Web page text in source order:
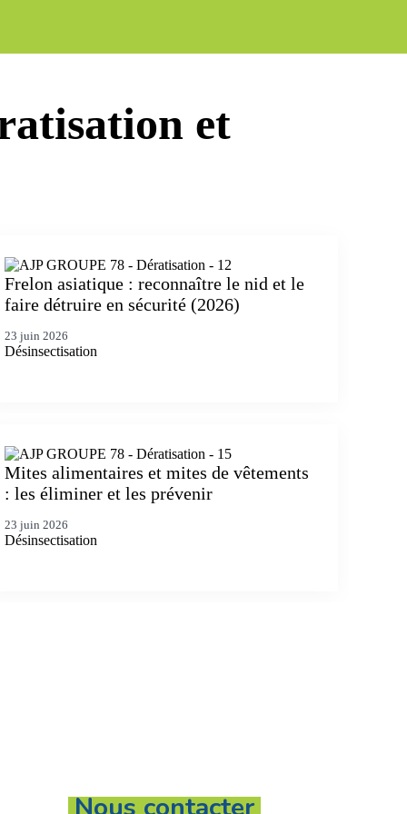
et
Frelon asiatique : reconnaître le nid et le
faire détruire en sécurité (2026)
23 juin 2026
Désinsectisation
Mites alimentaires et mites de vêtements
: les éliminer et les prévenir
23 juin 2026
Désinsectisation